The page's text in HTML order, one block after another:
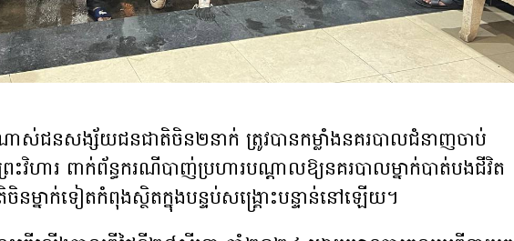
ជនសង្ស័យ​​ជនជាតិ​​ចិន២​នាក់ ត្រូវបានកម្លាំងនគរបាលជំនាញចាប់
រះវិហារ ពាក់ព័ន្ធករណីបាញ់ប្រហារបណ្ដាលឱ្យនគរបាលម្នាក់បាត់បងជីវិត
ម្នាក់ទៀតកំពុងស្ថិតក្នុងបន្ទប់សង្គ្រោះបន្ទាន់នៅឡើយ។